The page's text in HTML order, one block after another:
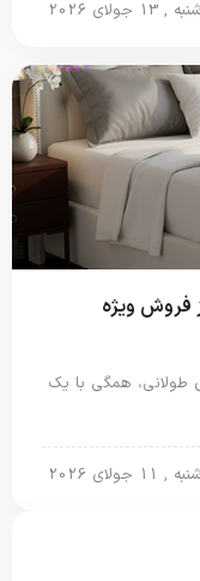
جولای 2026
ویژه
طولانی، همگی با یک
شنبه , 11 جولای 2026